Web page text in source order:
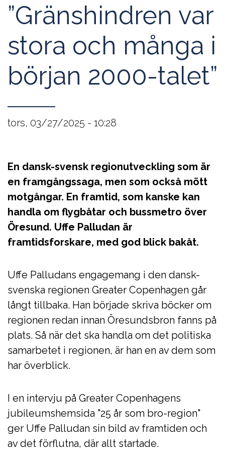
”Gränshindren var
stora och många i
början 2000-talet”
tors, 03/27/2025 - 10:28
En dansk-svensk regionutveckling som är
en framgångssaga, men som också mött
motgångar. En framtid, som kanske kan
handla om flygbåtar och bussmetro över
Öresund. Uffe Palludan är
framtidsforskare, med god blick bakåt.
Uffe Palludans engagemang i den dansk-
svenska regionen Greater Copenhagen går
långt tillbaka. Han började skriva böcker om
regionen redan innan Öresundsbron fanns på
plats. Så när det ska handla om det politiska
samarbetet i regionen, är han en av dem som
har överblick.
I en intervju på Greater Copenhagens
jubileumshemsida "25 år som bro-region"
ger Uffe Palludan sin bild av framtiden och
av det förflutna, där allt startade.